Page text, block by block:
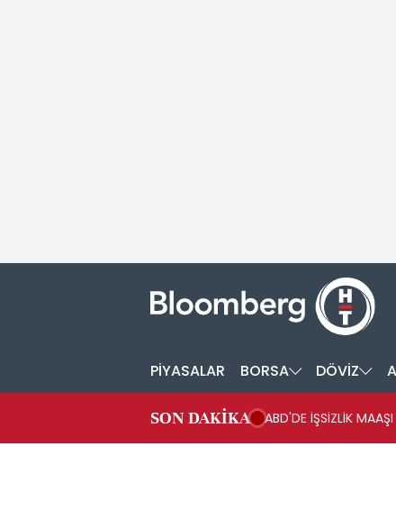
PİYASALAR BORSA DÖVİZ
SON DAKİKA ABD'DE İŞSİZLİK